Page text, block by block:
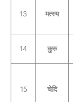
13 मत्स्य
14 कुरु
15 चेदि